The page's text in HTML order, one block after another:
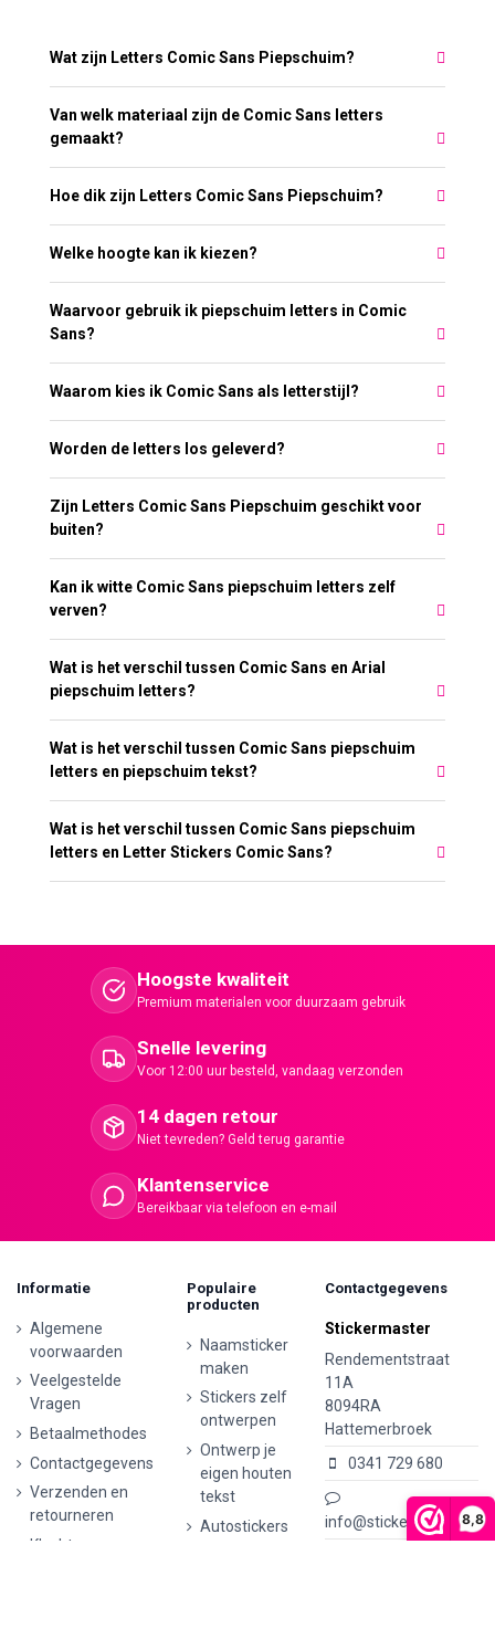
8,8
Wat zijn Letters Comic Sans Piepschuim?
Van welk materiaal zijn de Comic Sans letters
gemaakt?
Hoe dik zijn Letters Comic Sans Piepschuim?
Welke hoogte kan ik kiezen?
Waarvoor gebruik ik piepschuim letters in Comic
Sans?
Waarom kies ik Comic Sans als letterstijl?
Worden de letters los geleverd?
Zijn Letters Comic Sans Piepschuim geschikt voor
buiten?
Kan ik witte Comic Sans piepschuim letters zelf
verven?
Wat is het verschil tussen Comic Sans en Arial
piepschuim letters?
Wat is het verschil tussen Comic Sans piepschuim
letters en piepschuim tekst?
Wat is het verschil tussen Comic Sans piepschuim
letters en Letter Stickers Comic Sans?
Hoogste kwaliteit
Premium materialen voor duurzaam gebruik
Snelle levering
Voor 12:00 uur besteld, vandaag verzonden
14 dagen retour
Niet tevreden? Geld terug garantie
Klantenservice
Bereikbaar via telefoon en e-mail
Informatie
Algemene
voorwaarden
Veelgestelde
Vragen
Betaalmethodes
Contactgegevens
Verzenden en
retourneren
Klachten
Populaire
producten
Naamsticker
maken
Stickers zelf
ontwerpen
Ontwerp je
eigen houten
tekst
Autostickers
Contactgegevens
Stickermaster
Rendementstraat
11A
8094RA
Hattemerbroek
0341 729 680
info@stickermaster.nl